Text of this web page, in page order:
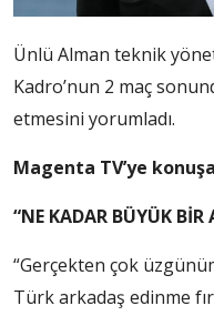
Ünlü Alman teknik
Kadro’nun 2 maç
etmesini yorumladı.
Magenta TV’ye
“NE KADAR BÜYÜK
“Gerçekten çok
Türk arkadaş edinme